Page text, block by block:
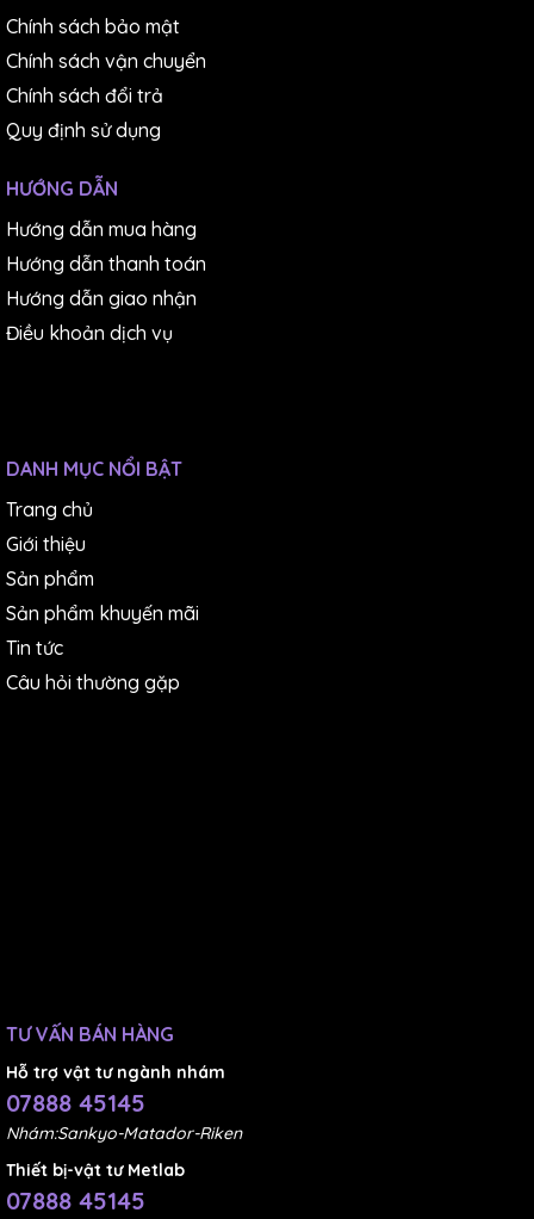
Chính sách bảo mật
Chính sách vận chuyển
Chính sách đổi trả
Quy định sử dụng
HƯỚNG DẪN
Hướng dẫn mua hàng
Hướng dẫn thanh toán
Hướng dẫn giao nhận
Điều khoản dịch vụ
DANH MỤC NỔI BẬT
Trang chủ
Giới thiệu
Sản phẩm
Sản phẩm khuyến mãi
Tin tức
Câu hỏi thường gặp
TƯ VẤN BÁN HÀNG
Hỗ trợ vật tư ngành nhám
07888 45145
Nhám:Sankyo-Matador-Riken
Thiết bị-vật tư Metlab
07888 45145